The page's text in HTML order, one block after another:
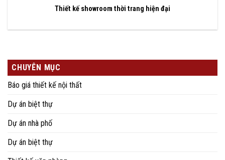
Thiết kế showroom thời trang hiện đại
CHUYÊN MỤC
Báo giá thiết kế nội thất
Dự án biệt thự
Dự án nhà phố
Dự án biệt thự